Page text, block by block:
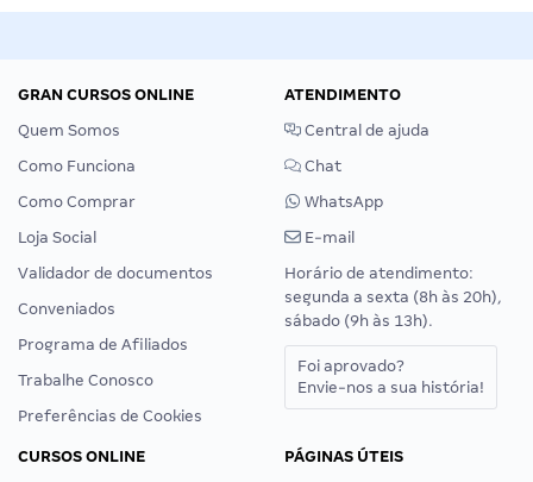
GRAN CURSOS ONLINE
Quem Somos
Como Funciona
Como Comprar
Loja Social
Validador de documentos
Conveniados
Programa de Afiliados
Trabalhe Conosco
Preferências de Cookies
ATENDIMENTO
Central de ajuda
Chat
WhatsApp
E-mail
Horário de atendimento:
segunda a sexta (8h às 20h),
sábado (9h às 13h).
Foi aprovado?
Envie-nos a sua história!
CURSOS ONLINE
PÁGINAS ÚTEIS